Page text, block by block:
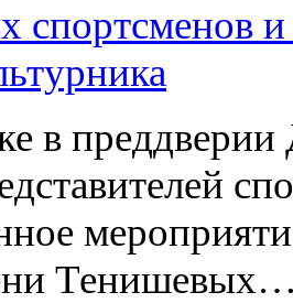
спортсменов
в преддверии